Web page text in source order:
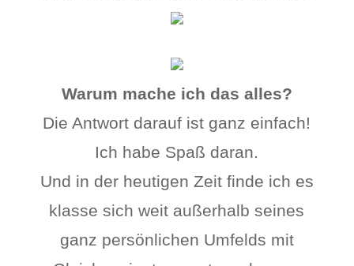
Warum mache ich das alles?
Die Antwort darauf ist ganz einfach!
Ich habe Spaß daran.
Und in der heutigen Zeit finde ich es
klasse sich weit außerhalb seines
ganz persönlichen Umfelds mit